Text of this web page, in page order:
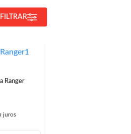
FILTRAR
Ranger
juros